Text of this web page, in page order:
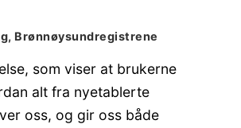
Brønnøysundregistrene
som viser at brukerne
alt fra nyetablerte
oss, og gir oss både